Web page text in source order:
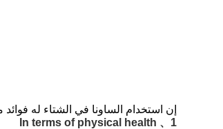
إن استخدام الساونا في الشتاء له
1、 In terms of physical health